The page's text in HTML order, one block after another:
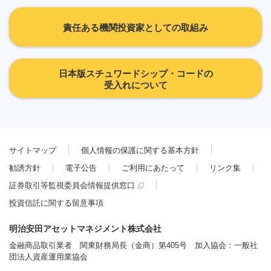
責任ある機関投資家としての取組み
日本版スチュワードシップ・コードの
受入れについて
サイトマップ
個人情報の保護に関する基本方針
勧誘方針
電子公告 ご利用にあたって
リンク集
証券取引等監視委員会情報提供窓口
投資信託に関する留意事項
明治安田アセットマネジメント株式会社
金融商品取引業者 関東財務局長（金商）第405号 加入協会：一般社
団法人資産運用業協会